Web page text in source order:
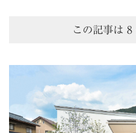
この記事は 8